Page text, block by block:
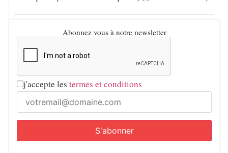
Abonnez vous à notre newsletter
j'accepte les termes et conditions